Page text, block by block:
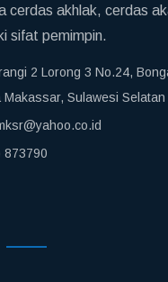
cerdas akhlak, cerdas
sifat pemimpin.
2 Lorong 3 No.24,
Makassar, Sulawesi
873790